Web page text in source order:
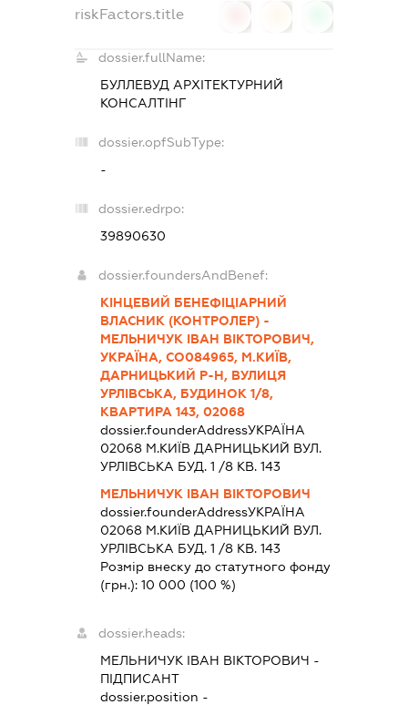
riskFactors.title
dossier.fullName:
БУЛЛЕВУД АРХІТЕКТУРНИЙ
КОНСАЛТІНГ
dossier.opfSubType:
-
dossier.edrpo:
39890630
dossier.foundersAndBenef:
КІНЦЕВИЙ БЕНЕФІЦІАРНИЙ
ВЛАСНИК (КОНТРОЛЕР) -
МЕЛЬНИЧУК ІВАН ВІКТОРОВИЧ,
УКРАЇНА, СО084965, М.КИЇВ,
ДАРНИЦЬКИЙ Р-Н, ВУЛИЦЯ
УРЛІВСЬКА, БУДИНОК 1/8,
КВАРТИРА 143, 02068
dossier.founderAddressУКРАЇНА
02068 М.КИЇВ ДАРНИЦЬКИЙ ВУЛ.
УРЛІВСЬКА БУД. 1 /8 КВ. 143
МЕЛЬНИЧУК ІВАН ВІКТОРОВИЧ
dossier.founderAddressУКРАЇНА
02068 М.КИЇВ ДАРНИЦЬКИЙ ВУЛ.
УРЛІВСЬКА БУД. 1 /8 КВ. 143
Розмір внеску до статутного фонду
(грн.): 10 000 (100 %)
dossier.heads:
МЕЛЬНИЧУК ІВАН ВІКТОРОВИЧ -
ПІДПИСАНТ
dossier.position -